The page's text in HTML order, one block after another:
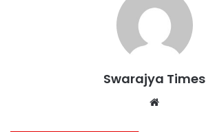
Swarajya Times